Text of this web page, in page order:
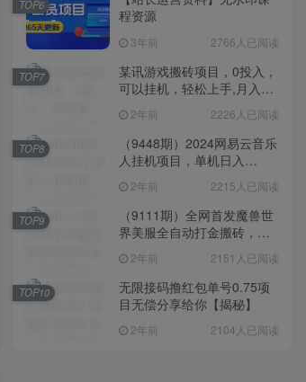
程资源
3年前 2766人已阅读
TOP6
某讯游戏搬砖项目，0投入，
可以挂机，轻松上手,月入
2年前 2226人已阅读
TOP7
（9448期）2024网易云音乐
人挂机项目，单机日入
2年前 2215人已阅读
TOP8
（9111期）全网首发魔兽世
界美服全自动打金搬砖，日
姆级教学
2年前 2151人已阅读
TOP9
无限接码撸红包单号0.75项
目无偿分享给你【揭秘】
2年前 2104人已阅读
TOP10